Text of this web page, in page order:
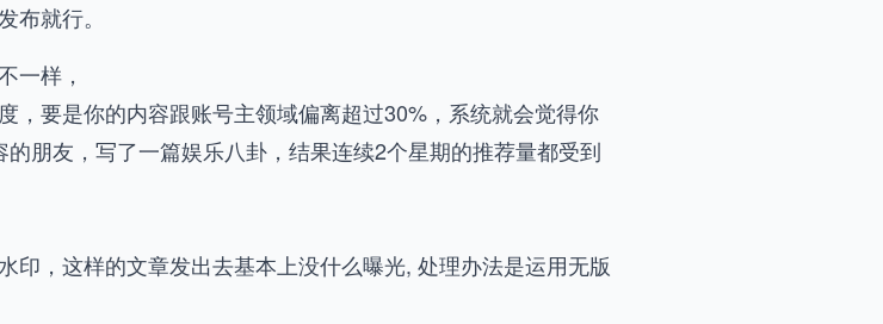
就行。
一样，
，要是你的内容跟账号主领域偏离超过30%，系统就会觉得你
朋友，写了一篇娱乐八卦，结果连续2个星期的推荐量都受到
印，这样的文章发出去基本上没什么曝光, 处理办法是运用无版